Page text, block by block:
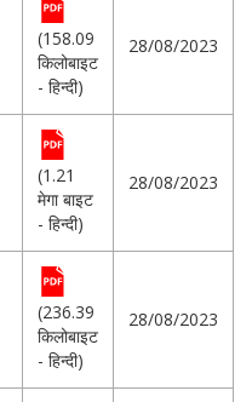
(158.09
किलोबाइट
- हिन्दी)
28/08/2023
(1.21
मेगा बाइट
- हिन्दी)
28/08/2023
(236.39
किलोबाइट
- हिन्दी)
28/08/2023